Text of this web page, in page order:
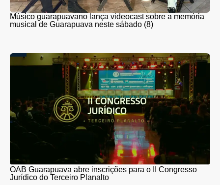
Músico guarapuavano lança videocast sobre a memória
musical de Guarapuava neste sábado (8)
OAB Guarapuava abre inscrições para o II Congresso
Jurídico do Terceiro Planalto